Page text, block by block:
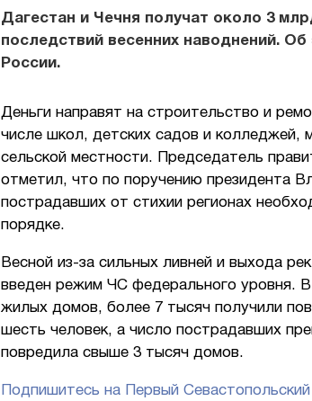
Дагестан и Чечня получат около 3
последствий весенних наводнений.
России.
Деньги направят на строительство и
числе школ, детских садов и колледжей,
сельской местности. Председатель
отметил, что по поручению президента
пострадавших от стихии регионах
порядке.
Весной из-за сильных ливней и выхода
введен режим ЧС федерального уровня.
жилых домов, более 7 тысяч получили
шесть человек, а число пострадавших
повредила свыше 3 тысяч домов.
Подпишитесь на Первый